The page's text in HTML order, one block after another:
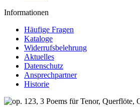
Informationen
Häufige Fragen
Kataloge
Widerrufsbelehrung
Aktuelles
Datenschutz
Ansprechpartner
Historie